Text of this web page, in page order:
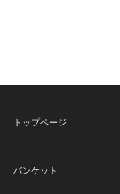
トップページ
バンケット